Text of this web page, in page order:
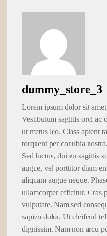
dummy_store_3
Lorem ipsum dolor sit
Vestibulum sagittis orci ac
ut metus leo. Class aptent
torquent per conubia
Sed luctus, dui eu sagittis
augue, vel porttitor diam
aliquam augue neque.
ullamcorper efficitur. Cras
vulputate. Nam sed
sapien dolor. Ut eleifend
dignissim. Nam non arcu